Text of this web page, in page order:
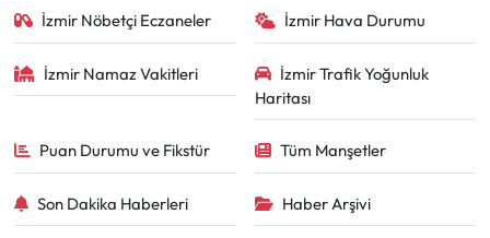
İzmir Nöbetçi Eczaneler İzmir Hava Durumu
İzmir Namaz Vakitleri
İzmir Trafik Yoğunluk
Haritası
Puan Durumu ve Fikstür Tüm Manşetler
Son Dakika Haberleri Haber Arşivi